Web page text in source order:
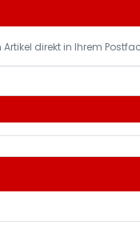
direkt in Ihrem